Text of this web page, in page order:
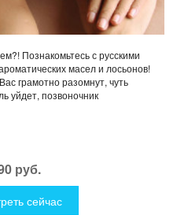
Познакомьтесь с русскими
масел и лосьонов!
грамотно разомнут, чуть
уйдет, позвоночник
руб.
сейчас